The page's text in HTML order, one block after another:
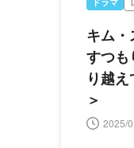
キム・
すつも
り越
＞
2025/